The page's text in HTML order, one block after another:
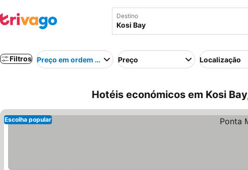
Destino
Filtros Preço em ordem crescentePreço Localização
Hotéis económicos em Kosi
Escolha popular